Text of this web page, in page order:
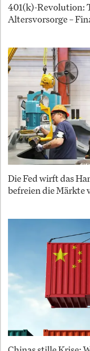
401(k)-Revolution:
Altersvorsorge –
Die Fed wirft das
befreien die Märkte